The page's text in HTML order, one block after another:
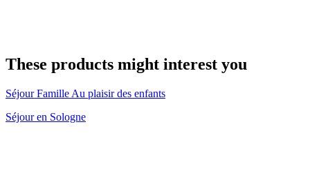
These products might interest you
Séjour Famille Au plaisir des enfants
Séjour en Sologne